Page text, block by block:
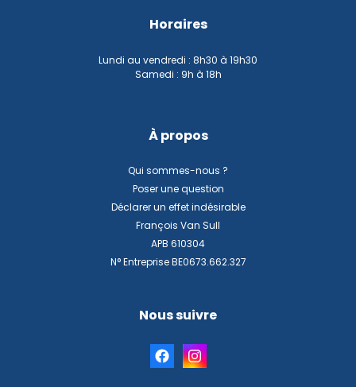
Horaires
Lundi au vendredi : 8h30 à 19h30
Samedi : 9h à 18h
À propos
Qui sommes-nous ?
Poser une question
Déclarer un effet indésirable
François Van Sull
APB 610304
N° Entreprise BE0673.662.327
Nous suivre